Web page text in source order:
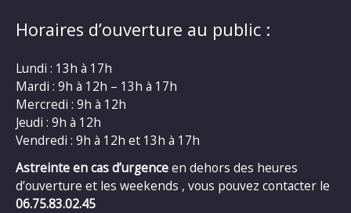
Horaires d’ouverture au public :
Lundi : 13h à 17h
Mardi : 9h à 12h – 13h à 17h
Mercredi : 9h à 12h
Jeudi : 9h à 12h
Vendredi : 9h à 12h et 13h à 17h
Astreinte en cas d’urgenceen dehors des heures
d’ouverture et les weekends , vous pouvez contacter le
06.75.83.02.45